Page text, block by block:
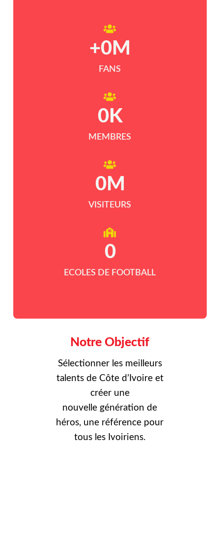
FANS
+0 M
MEMBRES
0K
VISITEURS
0M
ECOLES DE FOOTBALL
0
Notre Objectif
Sélectionner les meilleurs
talents de Côte d’Ivoire et
créer une
nouvelle génération de
héros, une référence pour
tous les Ivoiriens.